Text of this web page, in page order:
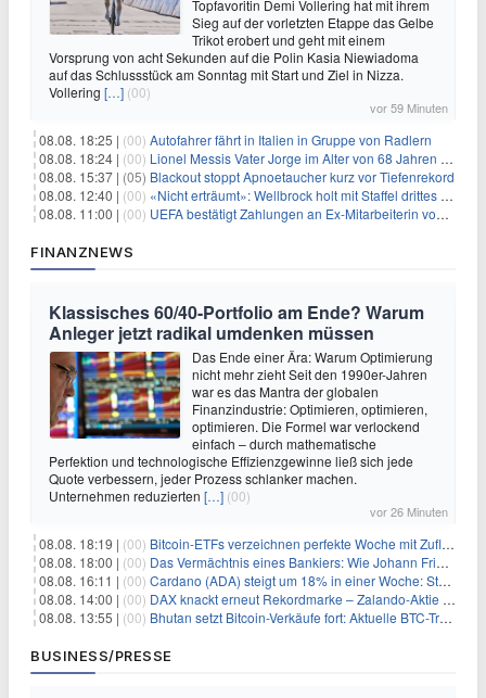
Topfavoritin Demi Vollering hat mit ihrem
Sieg auf der vorletzten Etappe das Gelbe
Trikot erobert und geht mit einem
Vorsprung von acht Sekunden auf die Polin Kasia Niewiadoma
auf das Schlussstück am Sonntag mit Start und Ziel in Nizza.
Vollering […] (00)
vor 59 Minuten
08.08. 18:25 | (00) Autofahrer fährt in Italien in Gruppe von Radlern
08.08. 18:24 | (00) Lionel Messis Vater Jorge im Alter von 68 Jahren gestorben
08.08. 15:37 | (05) Blackout stoppt Apnoetaucher kurz vor Tiefenrekord
08.08. 12:40 | (00) «Nicht erträumt»: Wellbrock holt mit Staffel drittes EM-Gold
08.08. 11:00 | (00) UEFA bestätigt Zahlungen an Ex-Mitarbeiterin von Infantino
FINANZNEWS
Klassisches 60/40-Portfolio am Ende? Warum
Anleger jetzt radikal umdenken müssen
Das Ende einer Ära: Warum Optimierung
nicht mehr zieht Seit den 1990er-Jahren
war es das Mantra der globalen
Finanzindustrie: Optimieren, optimieren,
optimieren. Die Formel war verlockend
einfach – durch mathematische
Perfektion und technologische Effizienzgewinne ließ sich jede
Quote verbessern, jeder Prozess schlanker machen.
Unternehmen reduzierten […] (00)
vor 26 Minuten
08.08. 18:19 | (00) Bitcoin-ETFs verzeichnen perfekte Woche mit Zuflüssen auf 3-Monats-Hoch
08.08. 18:00 | (00) Das Vermächtnis eines Bankiers: Wie Johann Friedrich Städel sein Imperium unsterblich machte
08.08. 16:11 | (00) Cardano (ADA) steigt um 18% in einer Woche: Steht ein Kurs von $0,30 bevor?
08.08. 14:00 | (00) DAX knackt erneut Rekordmarke – Zalando-Aktie crasht nach Quartalszahlen
08.08. 13:55 | (00) Bhutan setzt Bitcoin-Verkäufe fort: Aktuelle BTC-Transaktionen
BUSINESS/PRESSE